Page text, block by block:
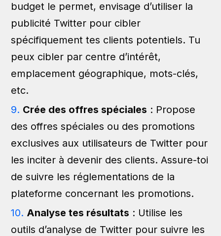
budget le permet, envisage d’utiliser la
publicité Twitter pour cibler
spécifiquement tes clients potentiels. Tu
peux cibler par centre d’intérêt,
emplacement géographique, mots-clés,
etc.
Crée des offres spéciales : Propose
des offres spéciales ou des promotions
exclusives aux utilisateurs de Twitter pour
les inciter à devenir des clients. Assure-toi
de suivre les réglementations de la
plateforme concernant les promotions.
Analyse tes résultats : Utilise les
outils d’analyse de Twitter pour suivre les